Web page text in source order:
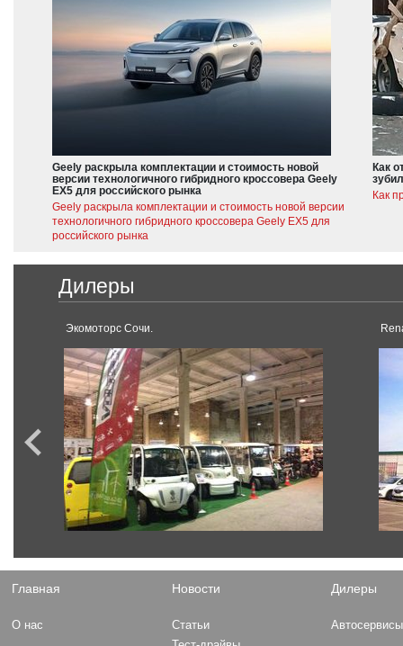
Geely раскрыла комплектации и стоимость новой
версии технологичного гибридного кроссовера Geely
EX5 для российского рынка
Geely раскрыла комплектации и стоимость новой версии
технологичного гибридного кроссовера Geely EX5 для
российского рынка
Как
Как
Дилеры
Экомоторс Сочи.
Главная
О нас
Новости
Статьи
Дилеры
Автосервисы